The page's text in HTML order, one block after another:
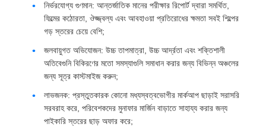
নির্ভরযোগ্য গুণমান: আন্তর্জাতিক মানের পরীক্ষার রিপোর্ট দ্বারা সমর্থিত,
ফিল্মের কঠোরতা, ঔজ্জ্বল্য এবং আবহাওয়া প্রতিরোধের ক্ষমতা সবই শিল্পের
গড় স্তরের চেয়ে বেশি;
জলবায়ুগত অভিযোজন: উচ্চ তাপমাত্রা, উচ্চ আর্দ্রতা এবং শক্তিশালী
অতিবেগুনি বিকিরণের মতো সমস্যাগুলি সমাধান করার জন্য বিভিন্ন অঞ্চলের
জন্য সূত্র কাস্টমাইজ করুন;
লাভজনক: প্রস্তুতকারক কোনো মধ্যস্বত্বভোগীর মার্কআপ ছাড়াই সরাসরি
সরবরাহ করে, পরিবেশকদের মুনাফার মার্জিন বাড়াতে সাহায্য করার জন্য
পাইকারি স্তরের ছাড় অফার করে;